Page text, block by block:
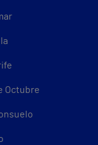
Octubre